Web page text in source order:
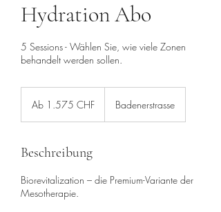
Hydration Abo
5 Sessions - Wählen Sie, wie viele Zonen
behandelt werden sollen.
1.575
Schweizer
Ab 1.575 CHF Badenerstrasse
Beschreibung
Biorevitalization – die Premium-Variante der
Mesotherapie.